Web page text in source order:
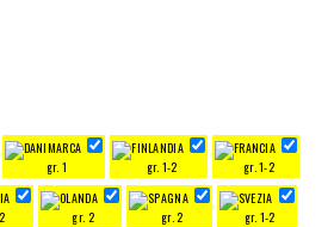
gr. 1 gr. 1-2 gr. 1-2
gr. 2 gr. 2 gr. 1-2